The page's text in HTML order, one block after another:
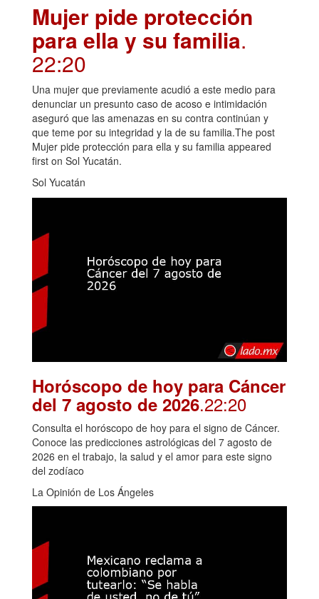
Mujer pide protección
para ella y su familia.
22:20
Una mujer que previamente acudió a este medio para
denunciar un presunto caso de acoso e intimidación
aseguró que las amenazas en su contra continúan y
que teme por su integridad y la de su familia.The post
Mujer pide protección para ella y su familia appeared
first on Sol Yucatán.
Sol Yucatán
Horóscopo de hoy para Cáncer
del 7 agosto de 2026.22:20
Consulta el horóscopo de hoy para el signo de Cáncer.
Conoce las predicciones astrológicas del 7 agosto de
2026 en el trabajo, la salud y el amor para este signo
del zodíaco
La Opinión de Los Ángeles